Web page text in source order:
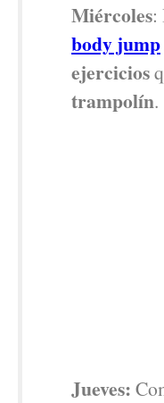
Miércoles:
body jump
ejercicios
trampolín.
Jueves: